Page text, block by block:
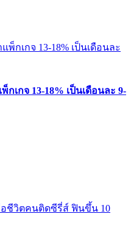
เกจ 13-18% เป็นเดือนละ 9-